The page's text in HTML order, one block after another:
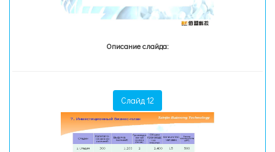
Описание слайда:
Слайд 12